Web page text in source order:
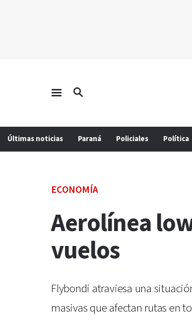
Últimas noticias Paraná Policiales Política
ECONOMÍA
Aerolínea
vuelos
Flybondi atraviesa una
masivas que afectan rutas en